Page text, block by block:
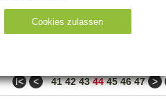
Bestseller
ǀ< < 41 42 43 44 45 46 47 >
Cookies zulassen